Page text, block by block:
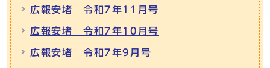
広報安堵 令和7年11月号
広報安堵 令和7年10月号
広報安堵 令和7年9月号